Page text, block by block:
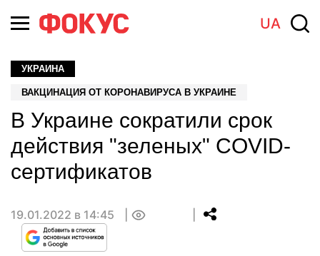
UA
УКРАИНА
ВАКЦИНАЦИЯ ОТ КОРОНАВИРУСА В УКРАИНЕ
В Украине сократили срок
действия "зеленых" COVID-
сертификатов
19.01.2022 в 14:45